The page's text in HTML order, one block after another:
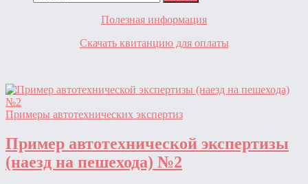
Полезная информация
Скачать квитанцию для оплаты
Примеры автотехнических экспертиз
Пример автотехнической экспертизы
(наезд на пешехода) №2